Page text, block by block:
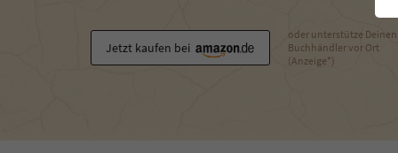
Jetzt kaufen bei
oder unterstütze Deinen
Buchhändler vor Ort
(Anzeige*)